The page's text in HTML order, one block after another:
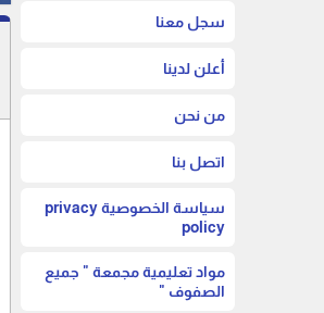
سجل معنا
أعلن لدينا
من نحن
اتصل بنا
سياسة الخصوصية privacy
policy
مواد تعليمية مجمعة " جميع
الصفوف "